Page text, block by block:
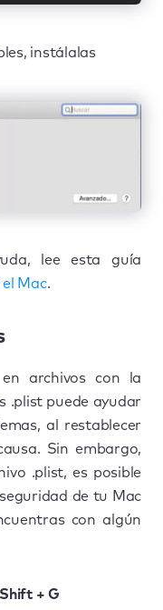
instálalas
lee esta guía
Mac.
archivos con la
.plist puede ayudar
al restablecer
Sin embargo,
.plist, es posible
de tu Mac
con algún
+ G